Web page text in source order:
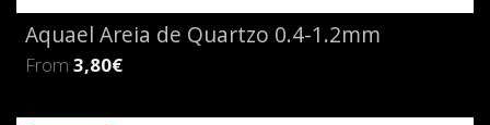
Aquael Areia de Quartzo 0.4-1.2mm
From 3,80€